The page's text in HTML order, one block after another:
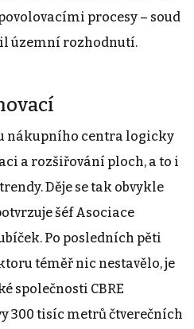
procesy – soud
územní rozhodnutí.
nákupního centra logicky
a rozšiřování ploch, a to i
Děje se tak obvykle
šéf Asociace
Po posledních pěti
téměř nic nestavělo, je
společnosti CBRE
300 tisíc metrů čtverečních